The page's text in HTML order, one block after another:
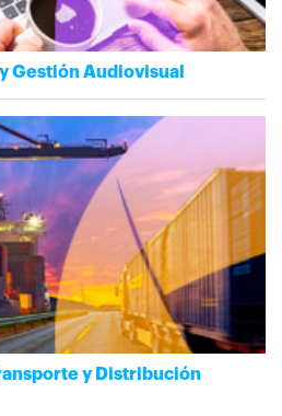
Gestión Audiovisual
y Distribución